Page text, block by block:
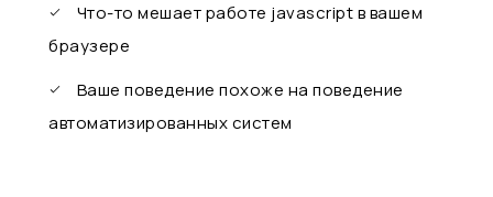
Что-то мешает работе javascript в вашем
браузере
Ваше поведение похоже на поведение
автоматизированных систем